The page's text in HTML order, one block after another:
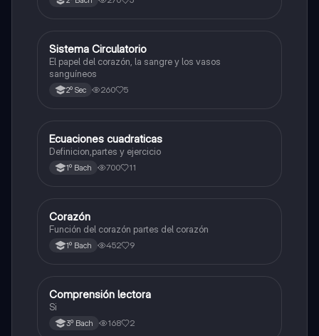
Otros
Sistema Circulatorio
El papel del corazón, la sangre y los vasos
sanguíneos
2º Sec 260 5
Física
Ecuaciones cuadraticas
Definicion,partes y ejercicio
1º Bach 700 11
Otros
Corazón
Función del corazón partes del corazón
1º Bach 452 9
Otros
Comprensión lectora
Si
3º Bach 168 2